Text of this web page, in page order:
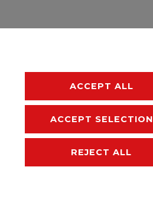
Shipping
ACCEPT ALL
ACCEPT SELECTION
REJECT ALL